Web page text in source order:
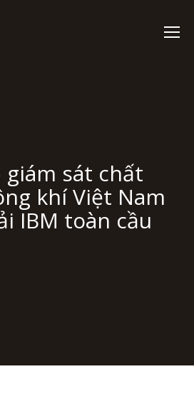
sát chất
khí Việt Nam
IBM toàn cầu